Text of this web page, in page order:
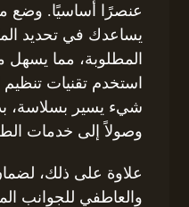
عنصرًا أساسيًا. وضع
يساعدك في تحديد
المطلوبة، مما يسهل
استخدم تقنيات
شيء يسير بسلاسة،
وصولاً إلى خدمات
علاوة على ذلك،
والعاطفي للجوانب